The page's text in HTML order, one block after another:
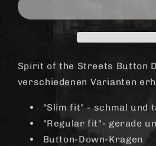
Spirit of the Streets Button
verschiedenen Varianten
"Slim fit" - schmal und
"Regular fit"- gerade
Button-Down-Kragen